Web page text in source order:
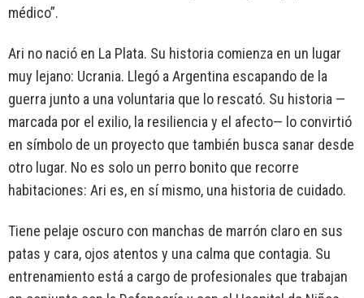
médico”.
Ari no nació en La Plata. Su historia comienza en un lugar
muy lejano: Ucrania. Llegó a Argentina escapando de la
guerra junto a una voluntaria que lo rescató. Su historia —
marcada por el exilio, la resiliencia y el afecto— lo convirtió
en símbolo de un proyecto que también busca sanar desde
otro lugar. No es solo un perro bonito que recorre
habitaciones: Ari es, en sí mismo, una historia de cuidado.
Tiene pelaje oscuro con manchas de marrón claro en sus
patas y cara, ojos atentos y una calma que contagia. Su
entrenamiento está a cargo de profesionales que trabajan